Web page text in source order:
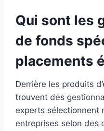
Qui sont les
de fonds
placements
Derrière les produits
trouvent des
experts sélectionnent
entreprises selon des